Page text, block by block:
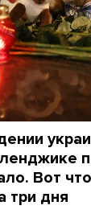
Вот
три дня